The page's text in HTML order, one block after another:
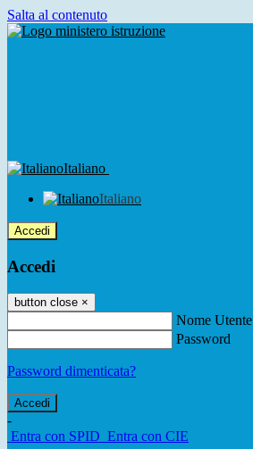
Salta al contenuto
Italiano
Italiano
Accedi
Accedi
button close ×
Nome Utente
Password
Password dimenticata?
-
Entra con SPID Entra con CIE